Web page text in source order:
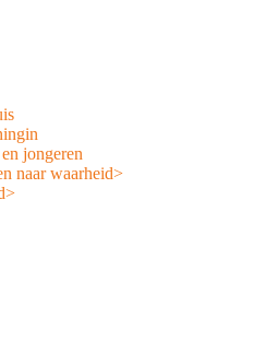
jongeren
naar waarheid>
>